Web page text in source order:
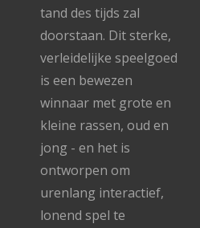
tand des tijds zal
doorstaan. Dit sterke,
verleidelijke speelgoed
is een bewezen
winnaar met grote en
kleine rassen, oud en
jong - en het is
ontworpen om
urenlang interactief,
lonend spel te